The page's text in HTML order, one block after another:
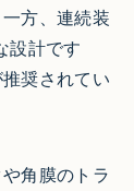
方、連続装
設計です
奨されてい
角膜のトラ